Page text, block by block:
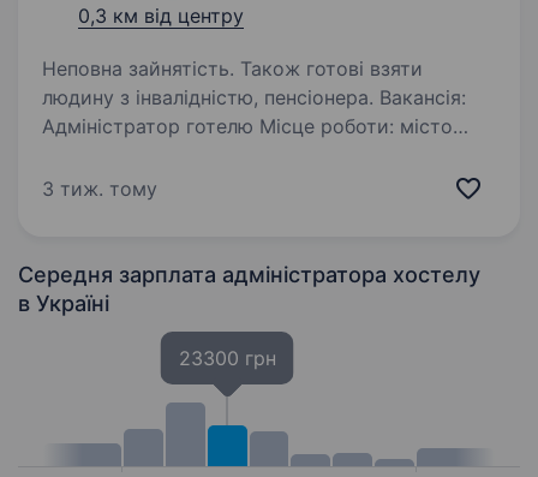
0,3 км від центру
Неповна зайнятість. Також готові взяти
людину з інвалідністю, пенсіонера. Вакансія:
Адміністратор готелю Місце роботи: місто
відповідального адміністратора готелю від
3 тиж. тому
Середня зарплата адміністратора хостелу
в Україні
23300 грн